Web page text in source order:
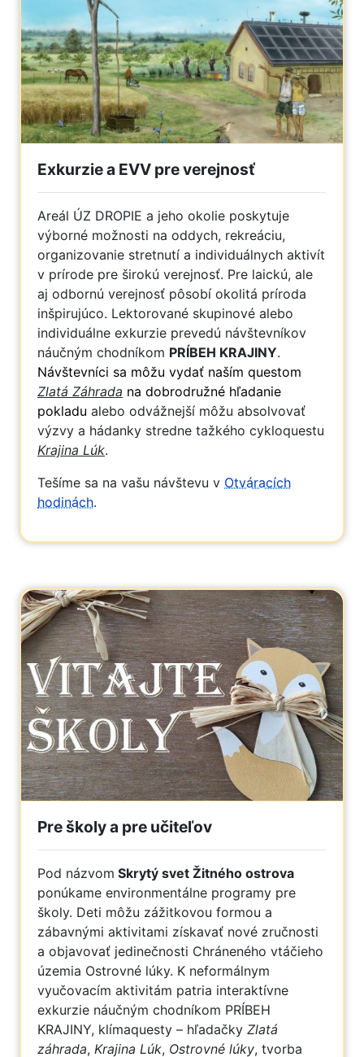
Exkurzie a EVV pre verejnosť
Areál ÚZ DROPIE a jeho okolie poskytuje
výborné možnosti na oddych, rekreáciu,
organizovanie stretnutí a individuálnych aktivít
v prírode pre širokú verejnosť. Pre laickú, ale
aj odbornú verejnosť pôsobí okolitá príroda
inšpirujúco. Lektorované skupinové alebo
individuálne exkurzie prevedú návštevníkov
náučným chodníkom PRÍBEH KRAJINY.
Návštevníci sa môžu vydať naším questom
Zlatá Záhrada na dobrodružné hľadanie
pokladu alebo odvážnejší môžu absolvovať
výzvy a hádanky stredne tažkého cykloquestu
Krajina Lúk.
Tešíme sa na vašu návštevu v Otváracích
hodinách.
Pre školy a pre učiteľov
Pod názvom Skrytý svet Žitného ostrova
ponúkame environmentálne programy pre
školy. Deti môžu zážitkovou formou a
zábavnými aktivitami získavať nové zručnosti
a objavovať jedinečnosti Chráneného vtáčieho
územia Ostrovné lúky. K neformálnym
vyučovacím aktivitám patria interaktívne
exkurzie náučným chodníkom PRÍBEH
KRAJINY, klímaquesty – hľadačky Zlatá
záhrada, Krajina Lúk, Ostrovné lúky, tvorba